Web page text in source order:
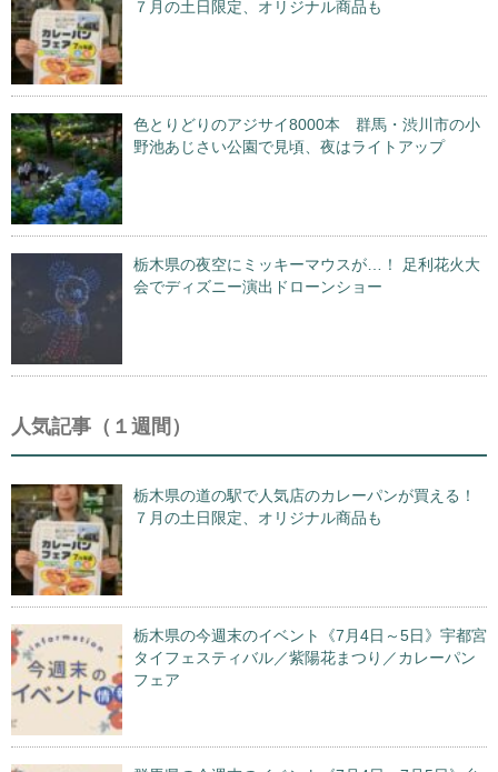
７月の土日限定、オリジナル商品も
色とりどりのアジサイ8000本 群馬・渋川市の小
野池あじさい公園で見頃、夜はライトアップ
栃木県の夜空にミッキーマウスが…！ 足利花火大
会でディズニー演出ドローンショー
人気記事（１週間）
栃木県の道の駅で人気店のカレーパンが買える！
７月の土日限定、オリジナル商品も
栃木県の今週末のイベント《7月4日～5日》宇都宮
タイフェスティバル／紫陽花まつり／カレーパン
フェア